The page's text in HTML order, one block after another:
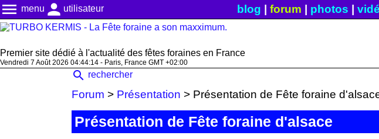
menu menu person utilisateur blog forum photos
Premier site dédié à l'actualité des fêtes foraines en France
Vendredi 7 Août 2026 04:44:14 - Paris, France GMT +02:00
search rechercher
Forum > Présentation > Présentation de Fête foraine
Présentation de Fête foraine d'alsace